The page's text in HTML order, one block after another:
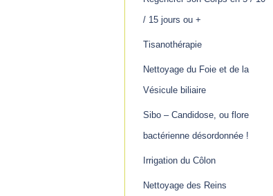
/ 15 jours ou +
Tisanothérapie
Nettoyage du Foie et de la
Vésicule biliaire
Sibo – Candidose, ou flore
bactérienne désordonnée !
Irrigation du Côlon
Nettoyage des Reins